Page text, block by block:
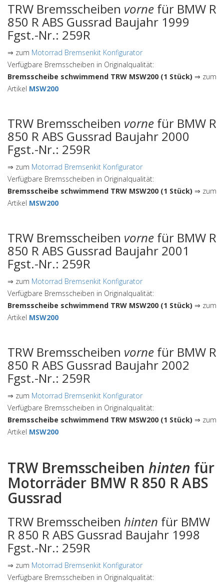
TRW Bremsscheiben vorne für BMW R
850 R ABS Gussrad Baujahr 1999
Fgst.-Nr.: 259R
⇒ zum Motorrad Bremsenkit Konfigurator
Verfügbare Bremsscheiben in Originalqualität:
Bremsscheibe schwimmend TRW MSW200 (1 Stück) ⇒ zum
Artikel MSW200
TRW Bremsscheiben vorne für BMW R
850 R ABS Gussrad Baujahr 2000
Fgst.-Nr.: 259R
⇒ zum Motorrad Bremsenkit Konfigurator
Verfügbare Bremsscheiben in Originalqualität:
Bremsscheibe schwimmend TRW MSW200 (1 Stück) ⇒ zum
Artikel MSW200
TRW Bremsscheiben vorne für BMW R
850 R ABS Gussrad Baujahr 2001
Fgst.-Nr.: 259R
⇒ zum Motorrad Bremsenkit Konfigurator
Verfügbare Bremsscheiben in Originalqualität:
Bremsscheibe schwimmend TRW MSW200 (1 Stück) ⇒ zum
Artikel MSW200
TRW Bremsscheiben vorne für BMW R
850 R ABS Gussrad Baujahr 2002
Fgst.-Nr.: 259R
⇒ zum Motorrad Bremsenkit Konfigurator
Verfügbare Bremsscheiben in Originalqualität:
Bremsscheibe schwimmend TRW MSW200 (1 Stück) ⇒ zum
Artikel MSW200
TRW Bremsscheiben hinten für
Motorräder BMW R 850 R ABS
Gussrad
TRW Bremsscheiben hinten für BMW
R 850 R ABS Gussrad Baujahr 1998
Fgst.-Nr.: 259R
⇒ zum Motorrad Bremsenkit Konfigurator
Verfügbare Bremsscheiben in Originalqualität: